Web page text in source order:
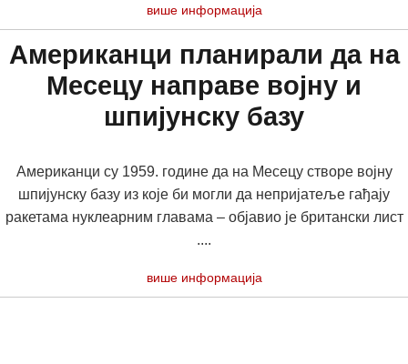
више информација
Американци планирали да на
Месецу направе војну и
шпијунску базу
Американци су 1959. године да на Месецу створе војну
шпијунску базу из које би могли да непријатеље гађају
ракетама нуклеарним главама – објавио је британски лист
....
више информација